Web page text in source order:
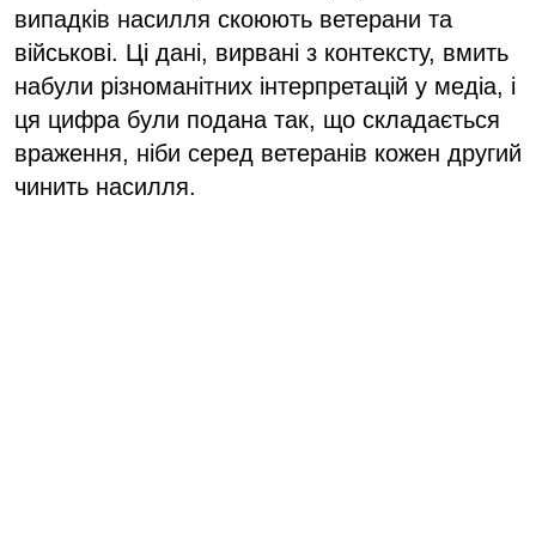
випадків насилля скоюють ветерани та
військові. Ці дані, вирвані з контексту, вмить
набули різноманітних інтерпретацій у медіа, і
ця цифра були подана так, що складається
враження, ніби серед ветеранів кожен другий
чинить насилля.